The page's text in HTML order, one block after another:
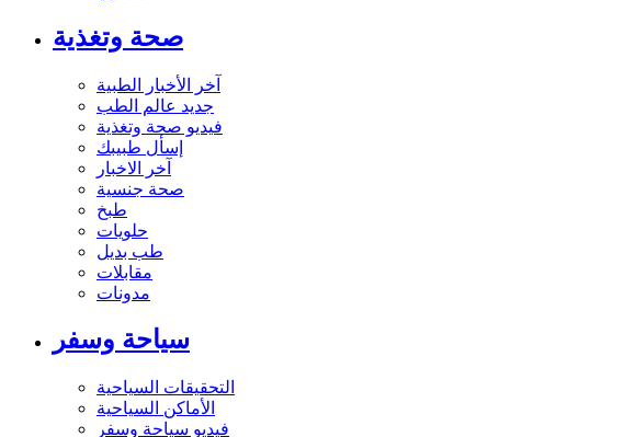
صحة وتغذية
آخر الأخبار الطبية
جديد عالم الطب
فيديو صحة وتغذية
إسأل طبيبك
آخر الاخبار
صحة جنسية
طبخ
حلويات
طب بديل
مقابلات
مدونات
سياحة وسفر
التحقيقات السياحية
الأماكن السياحية
فيديو سياحة وسفر